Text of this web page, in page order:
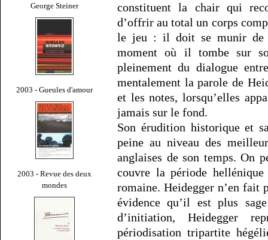
George Steiner
2003 - Gueules d'amour
2003 - Revue des deux
mondes
constituent la chair qui
d’offrir au total un corps
le jeu : il doit se munir de
moment où il tombe sur
pleinement du dialogue
mentalement la parole de
et les notes, lorsqu’elles
jamais sur le fond.
Son érudition historique et
peine au niveau des
anglaises de son temps. On
couvre la période
romaine. Heidegger n’en fait
évidence qu’il est plus
d’initiation, Heidegger
périodisation tripartite